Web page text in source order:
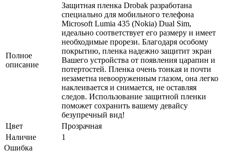
Полное
описание
Защитная пленка Drobak разработана
специально для мобильного телефона
Microsoft Lumia 435 (Nokia) Dual Sim,
идеально соответствует его размеру и имеет
необходимые прорези. Благодаря особому
покрытию, пленка надежно защитит экран
Вашего устройства от появления царапин и
потертостей. Пленка очень тонкая и почти
незаметна невооруженным глазом, она легко
наклеивается и снимается, не оставляя
следов. Использование защитной пленки
поможет сохранить вашему девайсу
безупречный вид!
Цвет
Прозрачная
Наличие
1
Ошибка